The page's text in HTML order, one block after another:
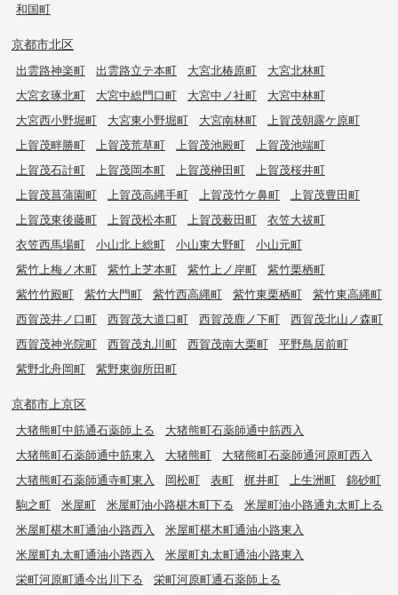
和国町
京都市北区
出雲路神楽町 出雲路立テ本町 大宮北椿原町
大宮北林町
大宮玄琢北町
大宮中総門口町 大宮中ノ社町
大宮中林町
大宮西小野堀町
大宮東小野堀町 大宮南林町
上賀茂朝露ケ原町
上賀茂畔勝町
上賀茂荒草町 上賀茂池殿町
上賀茂池端町
上賀茂石計町
上賀茂岡本町 上賀茂榊田町
上賀茂桜井町
上賀茂菖蒲園町
上賀茂高縄手町 上賀茂竹ケ鼻町
上賀茂豊田町
上賀茂東後藤町
上賀茂松本町 上賀茂薮田町
衣笠大祓町
衣笠西馬場町
小山北上総町 小山東大野町
小山元町
紫竹上梅ノ木町
紫竹上芝本町 紫竹上ノ岸町
紫竹栗栖町
紫竹竹殿町
紫竹大門町 紫竹西高縄町 紫竹東栗栖町
紫竹東高縄町
西賀茂井ノ口町
西賀茂大道口町 西賀茂鹿ノ下町
西賀茂北山ノ森町
西賀茂神光院町
西賀茂丸川町 西賀茂南大栗町
平野鳥居前町
紫野北舟岡町
紫野東御所田町
京都市上京区
大猪熊町中筋通石薬師上る
大猪熊町石薬師通中筋西入
大猪熊町石薬師通中筋東入
大猪熊町
大猪熊町石薬師通河原町西入
大猪熊町石薬師通寺町東入
岡松町 表町 梶井町 上生洲町
錦砂町
駒之町
米屋町 米屋町油小路椹木町下る
米屋町油小路通丸太町上る
米屋町椹木町通油小路西入
米屋町椹木町通油小路東入
米屋町丸太町通油小路西入
米屋町丸太町通油小路東入
栄町河原町通今出川下る
栄町河原町通石薬師上る